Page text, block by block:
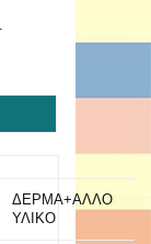
ΔΕΡΜΑ+ΑΛΛΟ
ΥΛΙΚΟ